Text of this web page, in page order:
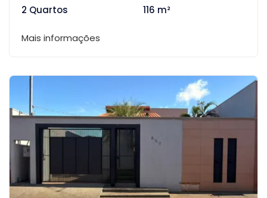
2 Quartos 116 m²
Mais informações